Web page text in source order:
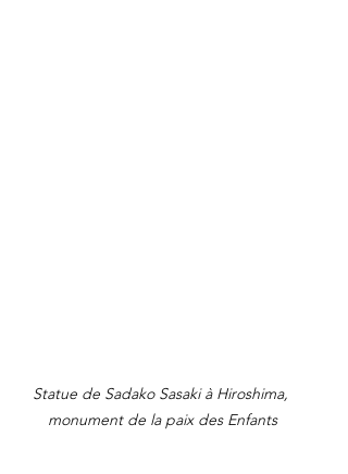
Statue de Sadako Sasaki à Hiroshima,
monument de la paix des Enfants